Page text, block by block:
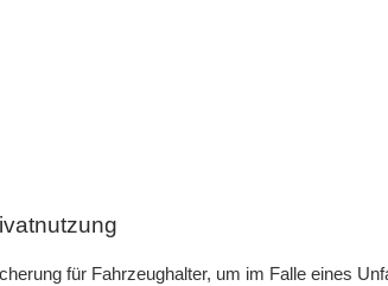
für Fahrzeughalter, um im Falle eines